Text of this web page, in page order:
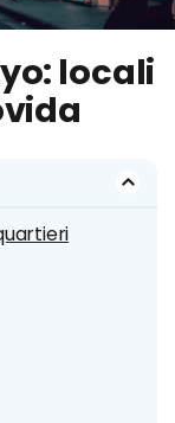
locali